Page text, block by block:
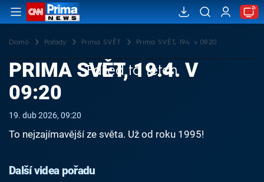
Domů Pořady Prima SVĚT Prima SVĚT, 19.4. v 09:20
Failed to fetch
PRIMA SVĚT, 19.4. V
09:20
19. dub 2026, 09:20
To nejzajímavější ze světa. Už od roku 1995!
Další videa pořadu